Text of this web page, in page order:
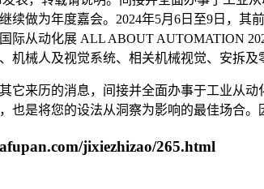
续做为年度嘉会。2024年5月6日至9日，其
际从动化展 ALL ABOUT AUTOMATION
机械人及视觉系统、相关机械视觉、安拆及
来历的消息，间接并全面办事于工业从动
也是将您的设法从洞察为影响的最佳场合。
jixiezhizao/265.html